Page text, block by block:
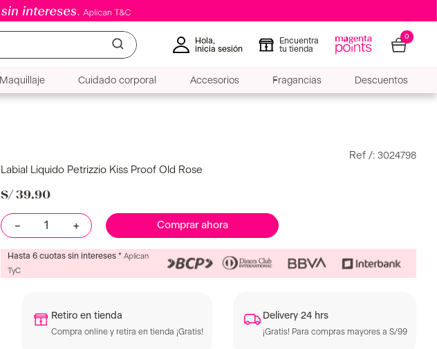
Hola,
inicia sesión
Encuentra
tu tienda
0
Maquillaje Cuidado corporal Accesorios Fragancias Descuentos
: 3024798
Labial Liquido Petrizzio Kiss Proof Old Rose
S/ 39.90
Color Old Rose
＋
－ Comprar ahora